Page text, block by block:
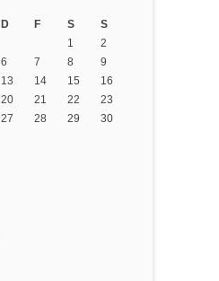
D F S S
1
2
6 7 8
9
13 14 15
16
20 21 22
23
27 28 29
30